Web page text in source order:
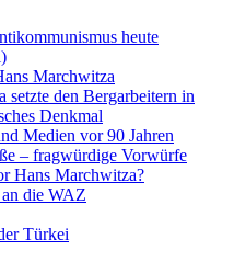
heute
Marchwitza
setzte den Bergarbeitern in
Denkmal
Medien vor 90 Jahren
– fragwürdige Vorwürfe
Hans Marchwitza?
die WAZ
Türkei